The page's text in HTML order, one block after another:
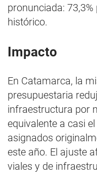
pronunciada:
histórico.
Impacto
En Catamarca, la
presupuestaria
infraestructura por
equivalente a casi
asignados
este año. El ajuste
viales y de